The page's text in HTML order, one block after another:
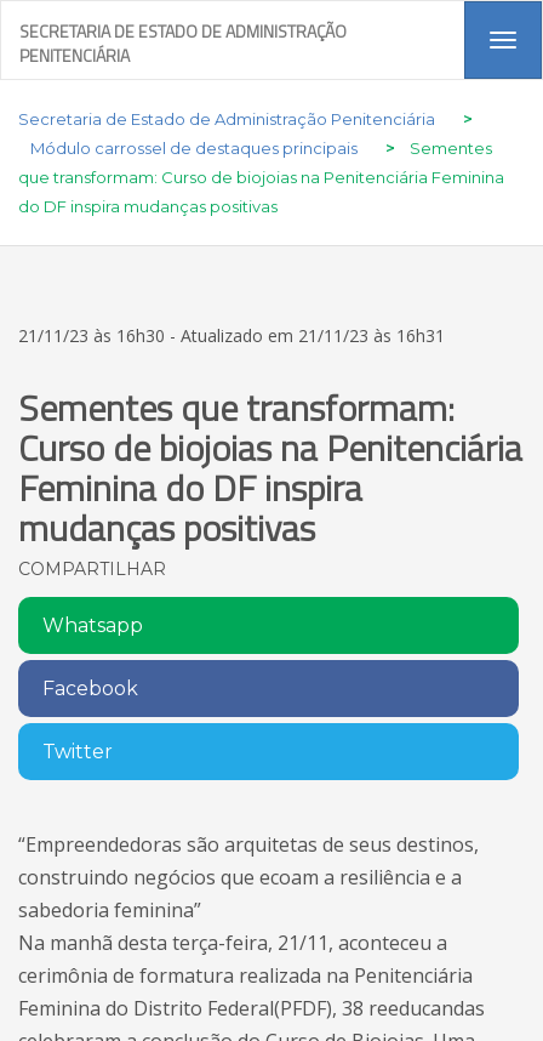
SECRETARIA DE ESTADO DE ADMINISTRAÇÃO
PENITENCIÁRIA
Secretaria de Estado de Administração Penitenciária
>
Módulo carrossel de destaques principais
>
Sementes
que transformam: Curso de biojoias na Penitenciária Feminina
do DF inspira mudanças positivas
21/11/23 às 16h30 - Atualizado em 21/11/23 às 16h31
Sementes que transformam:
Curso de biojoias na Penitenciária
Feminina do DF inspira
mudanças positivas
COMPARTILHAR
Whatsapp
Facebook
Twitter
“Empreendedoras são arquitetas de seus destinos,
construindo negócios que ecoam a resiliência e a
sabedoria feminina”
Na manhã desta terça-feira, 21/11, aconteceu a
cerimônia de formatura realizada na Penitenciária
Feminina do Distrito Federal(PFDF), 38 reeducandas